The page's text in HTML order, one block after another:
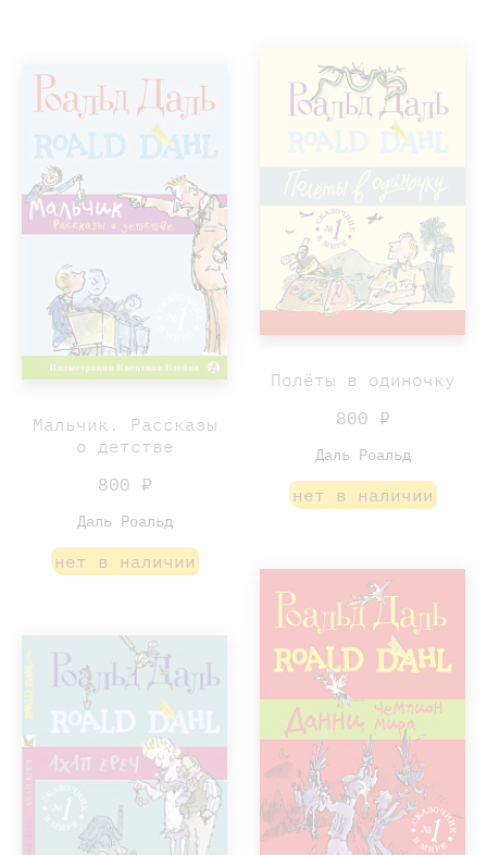
Полёты в одиночку
800 ₽
Даль Роальд
нет в наличии
Мальчик. Рассказы
о детстве
800 ₽
Даль Роальд
нет в наличии